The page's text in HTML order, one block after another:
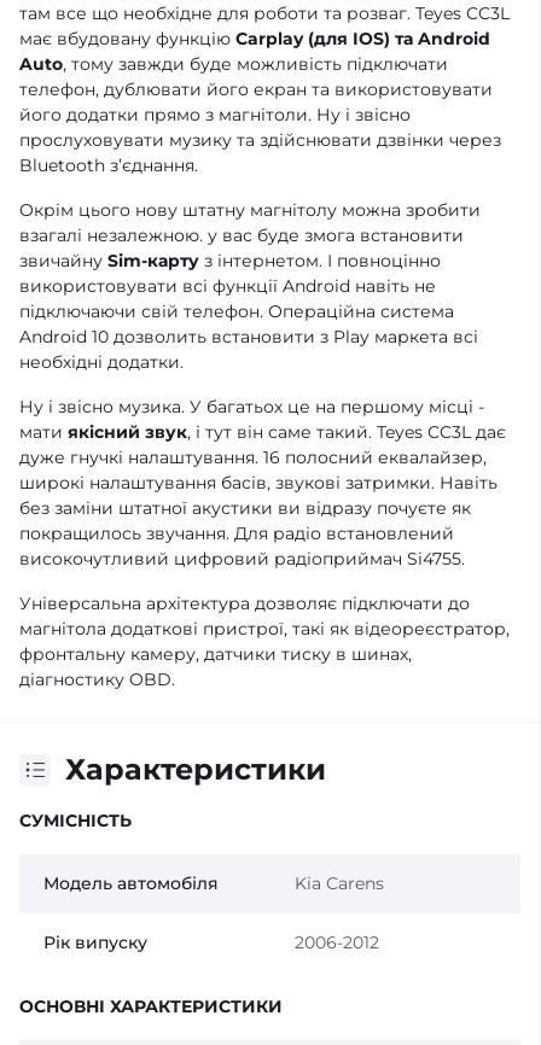
там все що необхідне для роботи та розваг. Teyes CC3L
має вбудовану функцію Carplay (для IOS) та Android
Auto, тому завжди буде можливість підключати
телефон, дублювати його екран та використовувати
його додатки прямо з магнітоли. Ну і звісно
прослуховувати музику та здійснювати дзвінки через
Bluetooth зʼєднання.
Окрім цього нову штатну магнітолу можна зробити
взагалі незалежною. у вас буде змога встановити
звичайну Sim-карту з інтернетом. І повноцінно
використовувати всі функції Android навіть не
підключаючи свій телефон. Операційна система
Android 10 дозволить встановити з Play маркета всі
необхідні додатки.
Ну і звісно музика. У багатьох це на першому місці -
мати якісний звук, і тут він саме такий. Teyes CC3L дає
дуже гнучкі налаштування. 16 полосний еквалайзер,
широкі налаштування басів, звукові затримки. Навіть
без заміни штатної акустики ви відразу почуєте як
покращилось звучання. Для радіо встановлений
високочутливий цифровий радіоприймач Si4755.
Універсальна архітектура дозволяє підключати до
магнітола додаткові пристрої, такі як відеореєстратор,
фронтальну камеру, датчики тиску в шинах,
діагностику OBD.
Характеристики
СУМІСНІСТЬ
Модель автомобіля Kia Carens
Рік випуску 2006-2012
ОСНОВНІ ХАРАКТЕРИСТИКИ